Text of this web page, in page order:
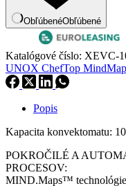
E1RMObľúbenéObľúbené
Katalógové číslo: XEVC-
UNOX ChefTop
Popis
Kapacita konvektomatu:
POKROČILÉ A
PROCESOV:
MIND.Maps™